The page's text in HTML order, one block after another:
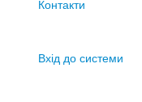
Контакти
Вхід до системи